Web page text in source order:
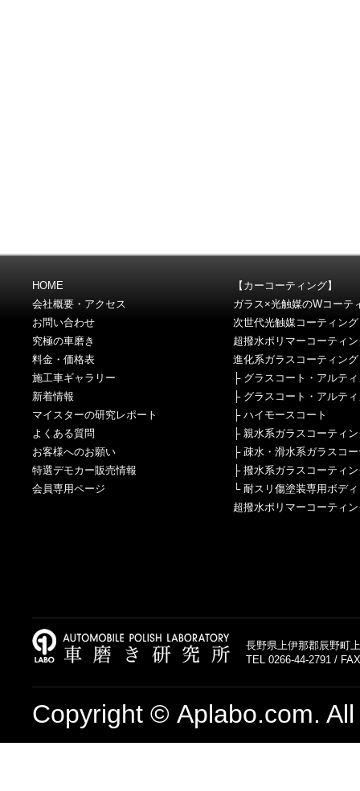
HOME
会社概要・アクセス
お問い合わせ
究極の車磨き
料金・価格表
施工車ギャラリー
新着情報
マイスターの研究レポート
よくある質問
お客様へのお願い
特選デモカー販売情報
会員専用ページ
【カーコーティング】
ガラス×光触媒のWコーテ
次世代光触媒コーティング
超撥水ポリマーコーティ
進化系ガラスコーティング
├ グラスコート・アルテ
├ グラスコート・アルテ
├ ハイモースコート
├ 親水系ガラスコーティ
├ 疎水・滑水系ガラスコ
├ 撥水系ガラスコーティ
└ 耐スリ傷塗装専用ボデ
超撥水ポリマーコーティ
長野県上伊那郡辰野町
TEL 0266-44-2791 /
Copyright © Aplabo.com.